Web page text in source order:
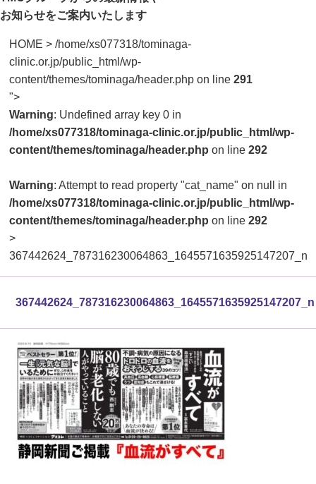
お知らせをご案内いたします
HOME >/home/xs077318/tominaga-
clinic.or.jp/public_html/wp-
content/themes/tominaga/header.php on line291
">
Warning: Undefined array key 0 in
/home/xs077318/tominaga-clinic.or.jp/public_html/wp-
content/themes/tominaga/header.php on line292
Warning: Attempt to read property "cat_name" on null in
/home/xs077318/tominaga-clinic.or.jp/public_html/wp-
content/themes/tominaga/header.php on line292
>
367442624_787316230064863_1645571635925147207_n
367442624_787316230064863_1645571635925147207_n